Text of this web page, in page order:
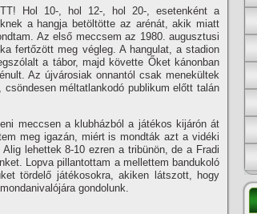
Hol 10-, hol 12-, hol 20-, esetenként a
a hangja betöltötte az arénát, akik miatt
Az első meccsem az 1980. augusztusi
fertőzött meg végleg. A hangulat, a stadion
a tábor, majd követte Őket kánonban
Az újvárosiak onnantól csak menekültek
méltatlankodó publikum előtt talán
meccsen a klubházból a játékos kijárón át
meg igazán, miért is mondták azt a vidéki
lehettek 8-10 ezren a tribünön, de a Fradi
Lopva pillantottam a mellettem bandukoló
tördelő játékosokra, akiken látszott, hogy
gondolunk.